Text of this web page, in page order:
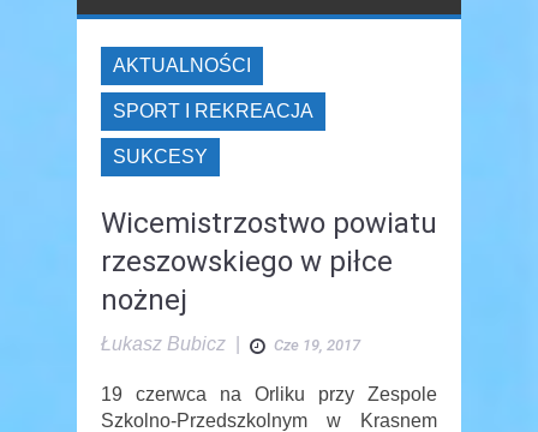
AKTUALNOŚCI
SPORT I REKREACJA
SUKCESY
Wicemistrzostwo powiatu
rzeszowskiego w piłce
nożnej
Łukasz Bubicz Cze 19, 2017
19 czerwca na Orliku przy Zespole
Szkolno-Przedszkolnym w Krasnem